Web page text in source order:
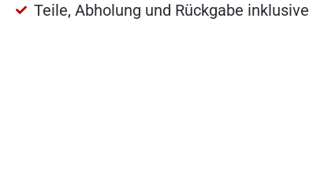
Teile, Abholung und Rückgabe inklusive